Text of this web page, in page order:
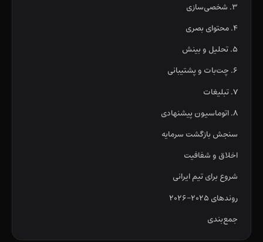
۳. شخصی‌سازی
۴. محتوای بصری
۵. تحلیل و بینش
۶. چت‌بات و پشتیبانی
۷. تبلیغات
۸. اتوماسیون پیشنهادی
سنجش بازگشت سرمایه
اخلاق و شفافیت
شروع برای تیم ایرانی
روندهای ۲۰۲۵–۲۰۲۶
جمع‌بندی